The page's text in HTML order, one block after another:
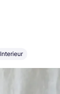
Interieur